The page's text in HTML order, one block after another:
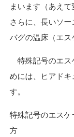
まいます（あえ
さらに、長いソ
バグの温床（エス
特殊記号のエス
めには、ヒアド
す。
特殊記号のエス
方